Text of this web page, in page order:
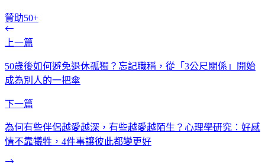
贊助50+
上一篇
50歲後如何避免退休孤獨？忘記職稱，從「3公尺關係」開始
成為別人的一把傘
下一篇
為何有些伴侶越愛越深，有些越愛越陌生？心理學研究：好感
情不靠犧牲，4件事讓彼此都變更好